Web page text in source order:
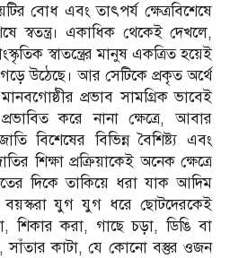
বোধ এবং তাৎপর্য ক্ষেত্রবিশেষে
স্বতন্ত্র। একাধিক থেকেই দেখলে,
স্বাতন্ত্রের মানুষ একত্রিত হয়েই
উঠেছে। আর সেটিকে প্রকৃত অর্থে
প্রভাব সামগ্রিক ভাবেই
করে নানা ক্ষেত্রে, আবার
বিশেষের বিভিন্ন বৈশিষ্ট্য এবং
শিক্ষা প্রক্রিয়াকেই অনেক ক্ষেত্রে
দিকে তাকিয়ে ধরা যাক আদিম
যুগ যুগ ধরে ছোটদেরকেই
শিকার করা, গাছে চড়া, ডিঙি বা
সাঁতার কাটা, যে কোনো বস্তুর ওজন